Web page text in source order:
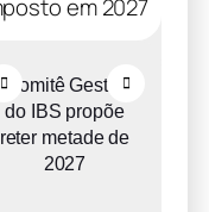
Comitê Gestor
do IBS propõe
reter metade de
2027